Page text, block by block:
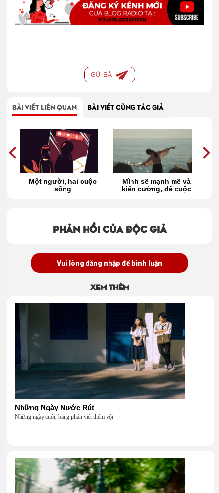
GỬI BÀI
BÀI VIẾT LIÊN QUAN BÀI VIẾT CÙNG TÁC GIẢ
Một người, hai cuộc
sống
Mình sẽ mạnh mẽ và
kiên cường, để cuộc
Phản hồi của độc giả
Vui lòng đăng nhập để bình luận
Xem thêm
Những Ngày Nước Rút
Những ngày cuối, bảng phấn viết thêm vội